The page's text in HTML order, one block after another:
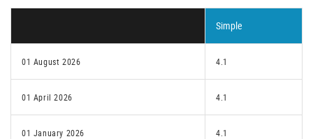
Simple
01 August 2026 4.1
01 April 2026 4.1
01 January 2026 4.1